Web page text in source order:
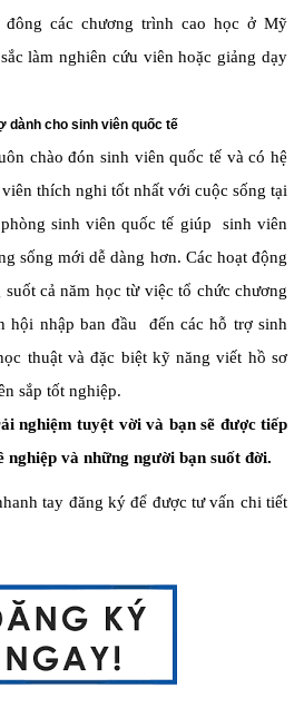
đông các chương trình cao học ở Mỹ
làm nghiên cứu viên hoặc giảng dạy
dành cho sinh viên quốc tế
chào đón sinh viên quốc tế và có hệ
thích nghi tốt nhất với cuộc sống tại
sinh viên quốc tế giúp sinh viên
sống mới dễ dàng hơn. Các hoạt động
cả năm học từ việc tổ chức chương
hội nhập ban đầu đến các hỗ trợ sinh
thuật và đặc biệt kỹ năng viết hồ sơ
sắp tốt nghiệp.
nghiệm tuyệt vời và bạn sẽ được tiếp
nghiệp và những người bạn suốt đời.
tay đăng ký để được tư vấn chi tiết